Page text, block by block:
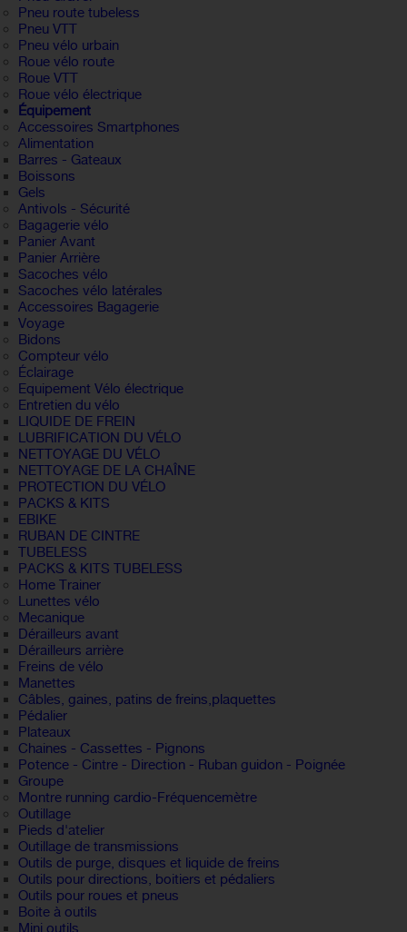
Pneu route tubeless
Pneu VTT
Pneu vélo urbain
Roue vélo route
Roue VTT
Roue vélo électrique
Équipement
Accessoires Smartphones
Alimentation
Barres - Gateaux
Boissons
Gels
Antivols - Sécurité
Bagagerie vélo
Panier Avant
Panier Arrière
Sacoches vélo
Sacoches vélo latérales
Accessoires Bagagerie
Voyage
Bidons
Compteur vélo
Éclairage
Equipement Vélo électrique
Entretien du vélo
LIQUIDE DE FREIN
LUBRIFICATION DU VÉLO
NETTOYAGE DU VÉLO
NETTOYAGE DE LA CHAÎNE
PROTECTION DU VÉLO
PACKS & KITS
EBIKE
RUBAN DE CINTRE
TUBELESS
PACKS & KITS TUBELESS
Home Trainer
Lunettes vélo
Mecanique
Dérailleurs avant
Dérailleurs arrière
Freins de vélo
Manettes
Câbles, gaines, patins de freins,plaquettes
Pédalier
Plateaux
Chaines - Cassettes - Pignons
Potence - Cintre - Direction - Ruban guidon - Poignée
Groupe
Montre running cardio-Fréquencemètre
Outillage
Pieds d'atelier
Outillage de transmissions
Outils de purge, disques et liquide de freins
Outils pour directions, boitiers et pédaliers
Outils pour roues et pneus
Boite à outils
Mini outils